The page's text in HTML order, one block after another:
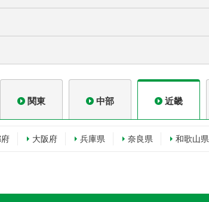
関東 中部 近畿
大阪府 兵庫県 奈良県 和歌山県